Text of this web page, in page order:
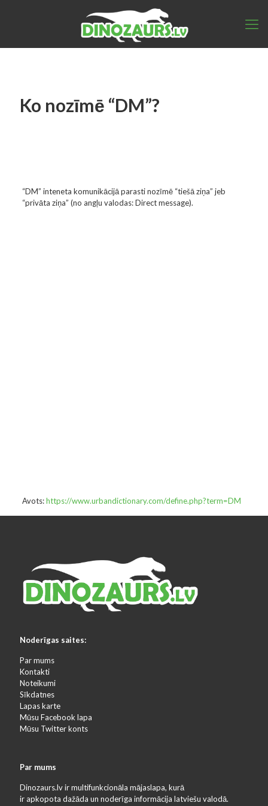
Ko nozīmē “DM”?
“DM” inteneta komunikācijā parasti nozīmē “tiešā ziņa” jeb
“privāta ziņa” (no angļu valodas: Direct message).
Avots:https://www.urbandictionary.com/define.php?term=DM
Noderīgas saites:
Par mums
Kontakti
Noteikumi
Sīkdatnes
Lapas karte
Mūsu Facebook lapa
Mūsu Twitter konts
Par mums
Dinozaurs.lv ir multifunkcionāla mājaslapa, kurā
ir apkopota dažāda un noderīga informācija latviešu valodā.